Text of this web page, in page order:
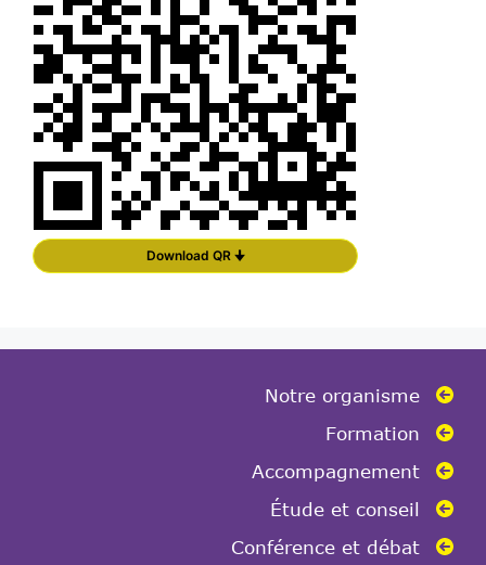
Download QR 🠋
Notre organisme
Formation
Accompagnement
Étude et conseil
Conférence et débat